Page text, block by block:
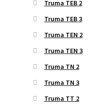
Truma TEB 2
Truma TEB 3
Truma TEN 2
Truma TEN 3
Truma TN 2
Truma TN 3
Truma TT 2